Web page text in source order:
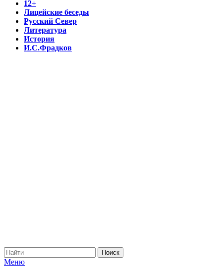
12+
Лицейские беседы
Русский Север
Литература
История
И.С.Фрадков
Меню